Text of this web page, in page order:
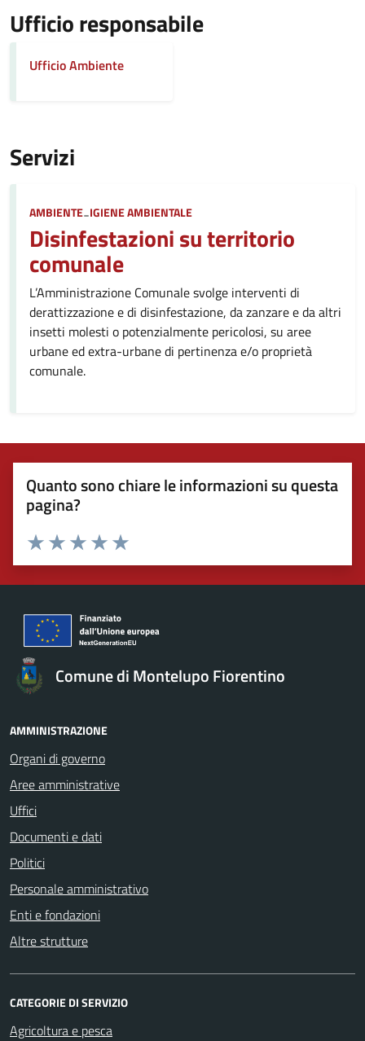
Ufficio responsabile
Ufficio Ambiente
Servizi
Categoria:
AMBIENTE-IGIENE AMBIENTALE
Disinfestazioni su territorio
comunale
L’Amministrazione Comunale svolge interventi di
derattizzazione e di disinfestazione, da zanzare e da altri
insetti molesti o potenzialmente pericolosi, su aree
urbane ed extra-urbane di pertinenza e/o proprietà
comunale.
Quanto sono chiare le informazioni su questa
pagina?
Valuta 5 stelle su 5
Valuta 4 stelle su 5
Valuta 3 stelle su 5
Valuta 2 stelle su 5
Valuta 1 stelle su 5
Comune di Montelupo Fiorentino
AMMINISTRAZIONE
Organi di governo
Aree amministrative
Uffici
Documenti e dati
Politici
Personale amministrativo
Enti e fondazioni
Altre strutture
CATEGORIE DI SERVIZIO
Agricoltura e pesca